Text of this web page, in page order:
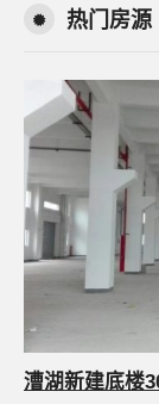
热门房源
漕湖新建底楼